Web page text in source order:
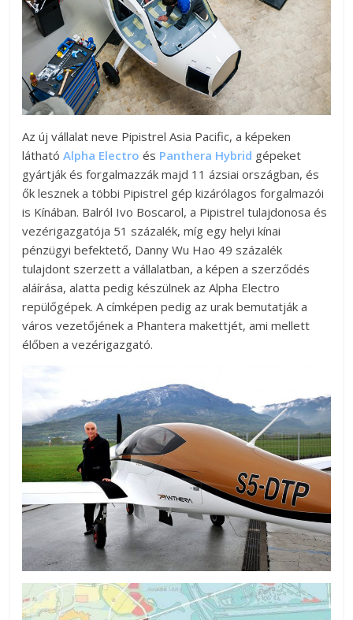
Az új vállalat neve Pipistrel Asia Pacific, a képeken
láthatóAlpha Electro és Panthera Hybrid gépeket
gyártják és forgalmazzák majd 11 ázsiai országban, és
ők lesznek a többi Pipistrel gép kizárólagos forgalmazói
is Kínában. Balról Ivo Boscarol, a Pipistrel tulajdonosa és
vezérigazgatója 51 százalék, míg egy helyi kínai
pénzügyi befektető, Danny Wu Hao 49 százalék
tulajdont szerzett a vállalatban, a képen a szerződés
aláírása, alatta pedig készülnek az Alpha Electro
repülőgépek. A címképen pedig az urak bemutatják a
város vezetőjének a Phantera makettjét, ami mellett
élőben a vezérigazgató.